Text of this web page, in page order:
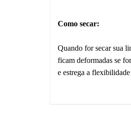
Como secar:
Quando for secar sua
ficam deformadas se
e estrega a